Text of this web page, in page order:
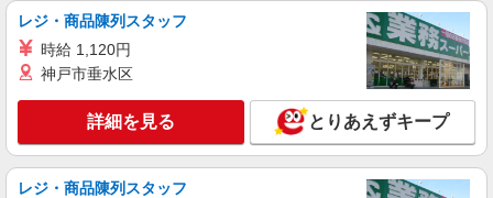
詳細を見る
株式会社kotrio /●CB-H-1879798
＜千葉駅＞病院の看護助手＊医療行為はありま
せん！補助のみ！
時給1500円〜2125円 ＜日払い有/週払い有/交
レジ・商品陳列スタッフ
時給 1,120円
神戸市垂水区
詳細を見る とりあえずキープ
レジ・商品陳列スタッフ